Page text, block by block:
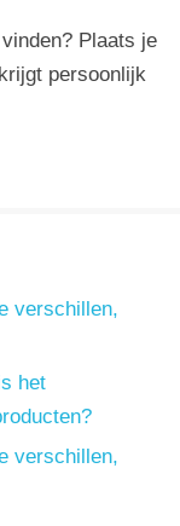
Plaats je
persoonlijk
verschillen,
het
verschillen,